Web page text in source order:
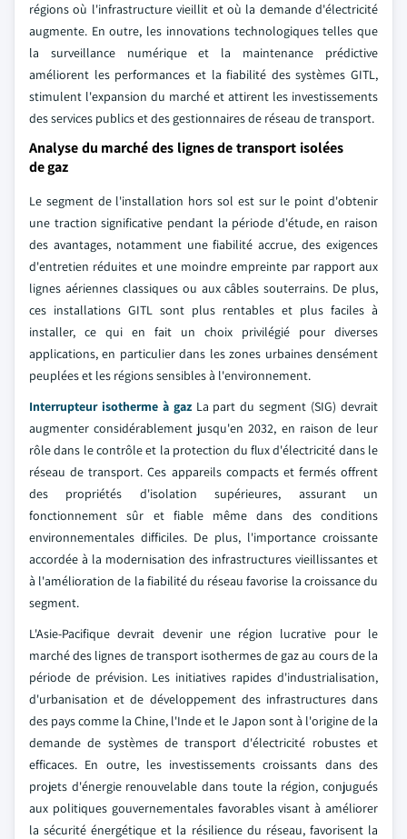
régions où l'infrastructure vieillit et où la demande d'électricité
augmente. En outre, les innovations technologiques telles que
la surveillance numérique et la maintenance prédictive
améliorent les performances et la fiabilité des systèmes GITL,
stimulent l'expansion du marché et attirent les investissements
des services publics et des gestionnaires de réseau de transport.
Analyse du marché des lignes de transport isolées
de gaz
Le segment de l'installation hors sol est sur le point d'obtenir
une traction significative pendant la période d'étude, en raison
des avantages, notamment une fiabilité accrue, des exigences
d'entretien réduites et une moindre empreinte par rapport aux
lignes aériennes classiques ou aux câbles souterrains. De plus,
ces installations GITL sont plus rentables et plus faciles à
installer, ce qui en fait un choix privilégié pour diverses
applications, en particulier dans les zones urbaines densément
peuplées et les régions sensibles à l'environnement.
Interrupteur isotherme à gazLa part du segment (SIG) devrait
augmenter considérablement jusqu'en 2032, en raison de leur
rôle dans le contrôle et la protection du flux d'électricité dans le
réseau de transport. Ces appareils compacts et fermés offrent
des propriétés d'isolation supérieures, assurant un
fonctionnement sûr et fiable même dans des conditions
environnementales difficiles. De plus, l'importance croissante
accordée à la modernisation des infrastructures vieillissantes et
à l'amélioration de la fiabilité du réseau favorise la croissance du
segment.
L'Asie-Pacifique devrait devenir une région lucrative pour le
marché des lignes de transport isothermes de gaz au cours de la
période de prévision. Les initiatives rapides d'industrialisation,
d'urbanisation et de développement des infrastructures dans
des pays comme la Chine, l'Inde et le Japon sont à l'origine de la
demande de systèmes de transport d'électricité robustes et
efficaces. En outre, les investissements croissants dans des
projets d'énergie renouvelable dans toute la région, conjugués
aux politiques gouvernementales favorables visant à améliorer
la sécurité énergétique et la résilience du réseau, favorisent la